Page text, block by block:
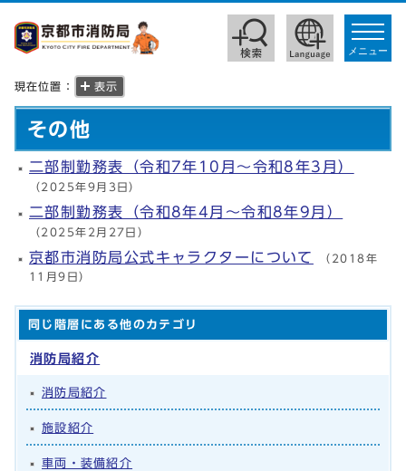
toggle
メニュー
現在位置： 表示
その他
二部制勤務表（令和7年10月～令和8年3月）
（2025年9月3日）
二部制勤務表（令和8年4月～令和8年9月）
（2025年2月27日）
京都市消防局公式キャラクターについて （2018年
11月9日）
同じ階層にある他のカテゴリ
消防局紹介
消防局紹介
施設紹介
車両・装備紹介